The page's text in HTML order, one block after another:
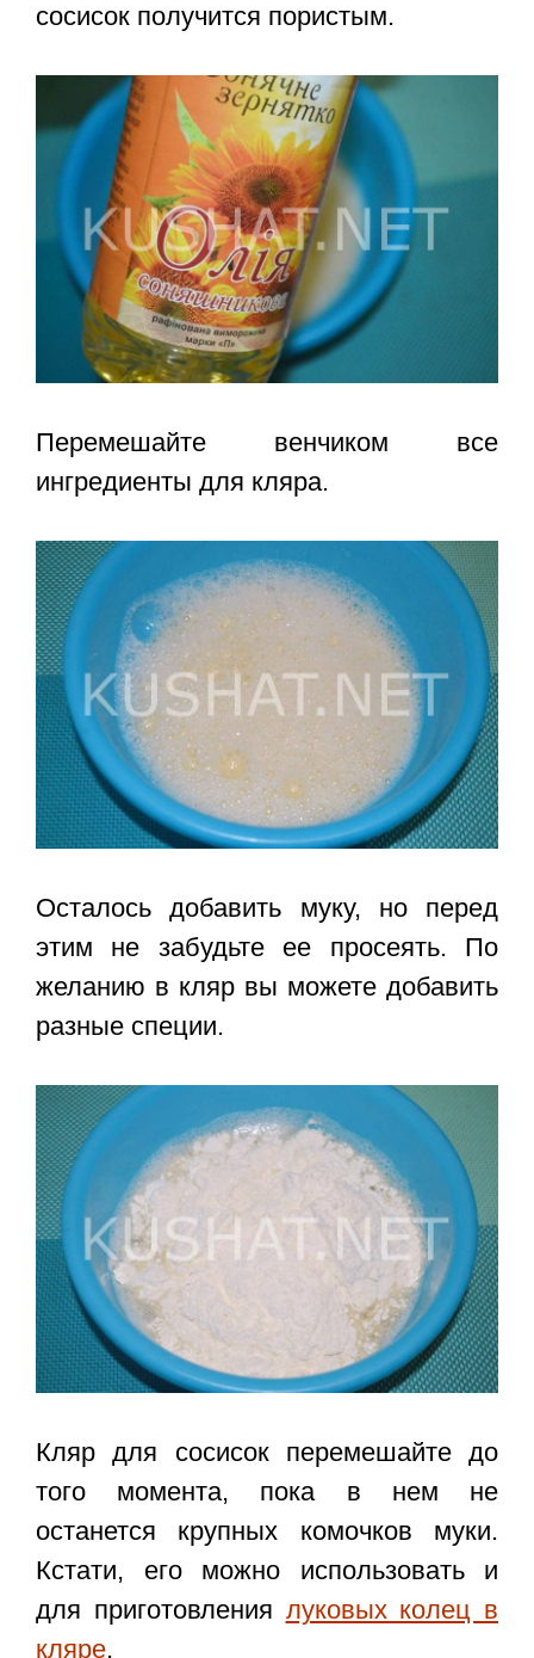
сосисок получится пористым.
Перемешайте венчиком все
ингредиенты для кляра.
Осталось добавить муку, но перед
этим не забудьте ее просеять. По
желанию в кляр вы можете добавить
разные специи.
Кляр для сосисок перемешайте до
того момента, пока в нем не
останется крупных комочков муки.
Кстати, его можно использовать и
для приготовления луковых колец в
кляре.